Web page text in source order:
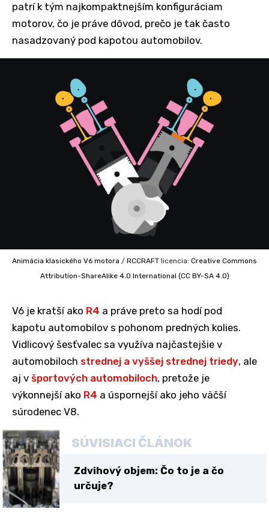
patrí k tým najkompaktnejším konfiguráciam
motorov, čo je práve dôvod, prečo je tak často
nasadzovaný pod kapotou automobilov.
Animácia klasického V6 motora / RCCRAFT licencia: Creative Commons
Attribution-ShareAlike 4.0 International (CC BY-SA 4.0)
V6 je kratší ako R4 a práve preto sa hodí pod
kapotu automobilov s pohonom predných kolies.
Vidlicový šesťvalec sa využíva najčastejšie v
automobiloch strednej a vyššej strednej triedy, ale
aj v športových automobiloch, pretože je
výkonnejší ako R4 a úspornejší ako jeho väčší
súrodenec V8.
SÚVISIACI ČLÁNOK
Zdvihový objem: Čo to je a čo
určuje?